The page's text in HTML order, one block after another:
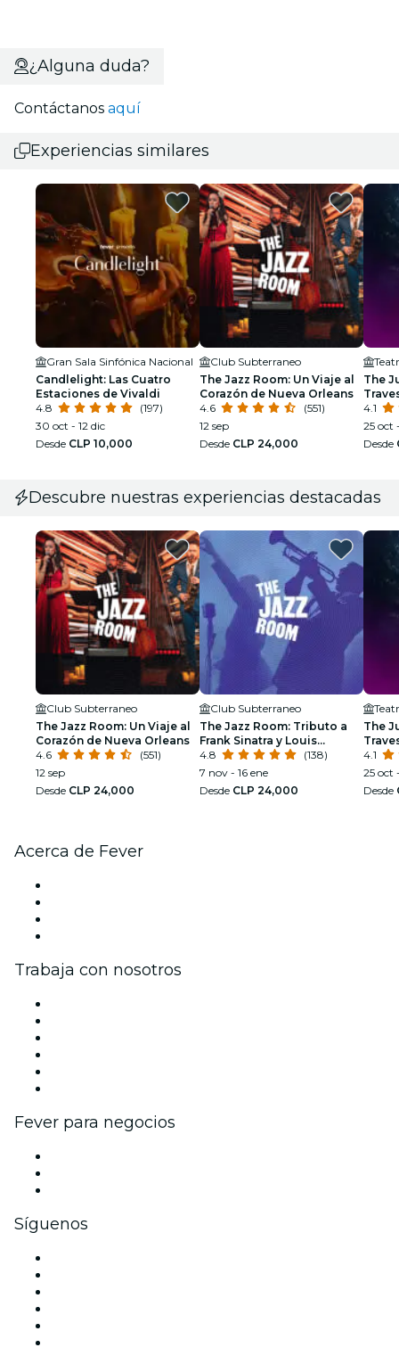
¿Alguna duda?
Contáctanos aquí
Experiencias similares
Gran Sala Sinfónica Nacional
Candlelight: Las Cuatro
Estaciones de Vivaldi
4.8
(197)
30 oct - 12 dic
Desde CLP 10,000
Club Subterraneo
The Jazz Room: Un Viaje al
Corazón de Nueva Orleans
4.6
(551)
12 sep
Desde CLP 24,000
The
4.1
25 oct
Desde
Descubre nuestras experiencias destacadas
Club Subterraneo
The Jazz Room: Un Viaje al
Corazón de Nueva Orleans
4.6
(551)
12 sep
Desde CLP 24,000
Club Subterraneo
The Jazz Room: Tributo a
Frank Sinatra y Louis
Armstrong
4.8
(138)
7 nov - 16 ene
Desde CLP 24,000
The
4.1
25 oct
Desde
Acerca de Fever
Trabaja con nosotros
Fever para negocios
Síguenos